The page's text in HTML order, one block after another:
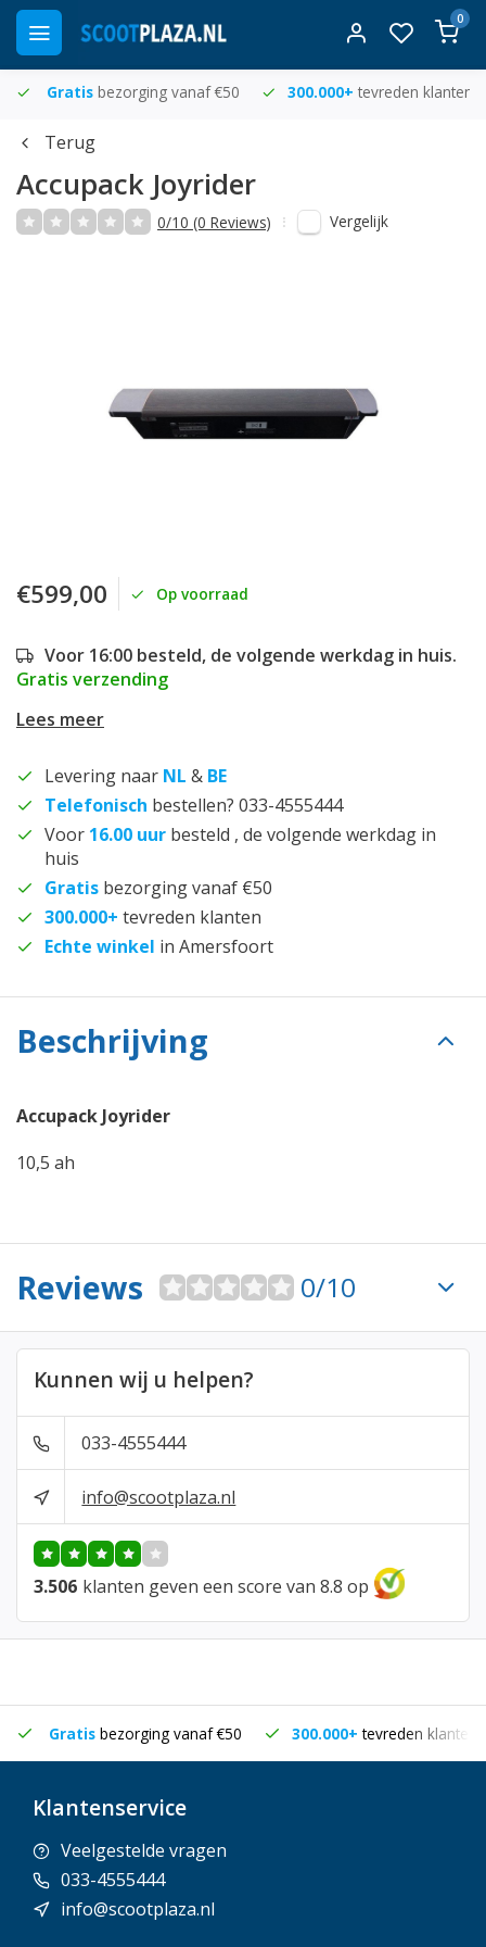
0
Gratis bezorging vanaf €50 300.000+ tevreden klanten
Terug
Accupack Joyrider
0/10 (0 Reviews) Vergelijk
€599,00 Op voorraad
Voor 16:00 besteld, de volgende werkdag in huis.
Gratis verzending
Lees meer
Levering naar NL & BE
Telefonisch bestellen? 033-4555444
Voor 16.00 uur besteld , de volgende werkdag in
huis
Gratis bezorging vanaf €50
300.000+ tevreden klanten
Echte winkel in Amersfoort
Beschrijving
Accupack Joyrider
10,5 ah
Reviews 0/10
Kunnen wij u helpen?
033-4555444
info@scootplaza.nl
3.506 klanten geven een score van 8.8 op
Gratis bezorging vanaf €50 300.000+tevreden klanten
Klantenservice
Veelgestelde vragen
033-4555444
info@scootplaza.nl